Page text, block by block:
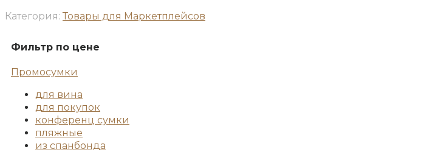
Категория: Товары для Маркетплейсов
Фильтр по цене
Промосумки
для вина
для покупок
конференц сумки
пляжные
из спанбонда